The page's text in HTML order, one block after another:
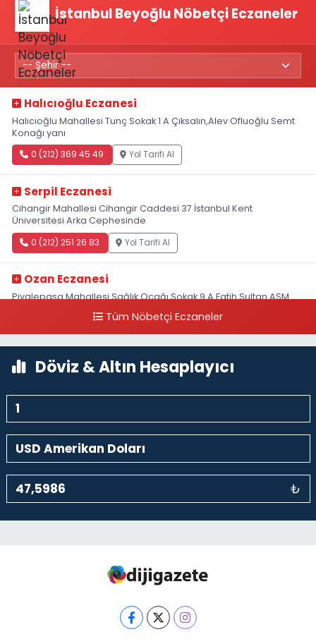
İstanbul Beyoğlu Nöbetçi Eczaneler
Halıcıoğlu Eczanesi
Halıcıoğlu Mahallesi Tunç Sokak 1 A Çıksalın,Alev Ofluoğlu Semt
Konağı yanı
0 (212) 369 45 49 Yol Tarifi Al
Serpil Eczanesi
Cihangir Mahallesi Cihangir Caddesi 37 İstanbul Kent
Üniversitesi Arka Cephesinde
0 (212) 251 26 83 Yol Tarifi Al
Ozan Eczanesi
Piyalepaşa Mahallesi Sağlık Ocağı Sokak 9 A Fatih Sultan ASM
Tüm Nöbetçi Eczaneler
Döviz & Altın Hesaplayıcı
₺